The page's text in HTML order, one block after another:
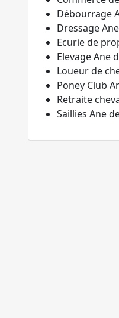
Débourrage
Dressage
Ecurie de
Elevage Ane
Loueur de
Poney Club
Retraite
Saillies Ane